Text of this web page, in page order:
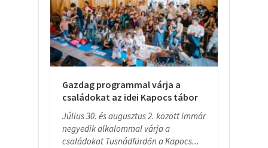
Gazdag programmal várja a
családokat az idei Kapocs tábor
Július 30. és augusztus 2. között immár
negyedik alkalommal várja a
családokat Tusnádfürdőn a Kapocs...